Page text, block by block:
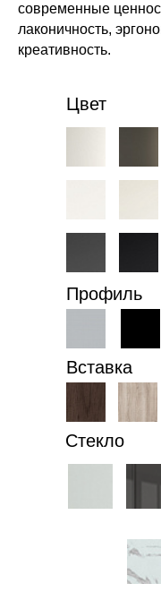
современные
лаконичность,
креативность.
Цвет
Стекло
Вставка
Профиль